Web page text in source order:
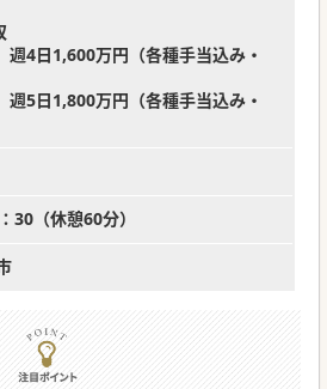
4日1,600万円（各種手当込み・
5日1,800万円（各種手当込み・
30（休憩60分）